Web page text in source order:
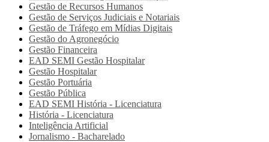
Gestão de Recursos Humanos
Gestão de Serviços Judiciais e Notariais
Gestão de Tráfego em Mídias Digitais
Gestão do Agronegócio
Gestão Financeira
EAD SEMI Gestão Hospitalar
Gestão Hospitalar
Gestão Portuária
Gestão Pública
EAD SEMI História - Licenciatura
História - Licenciatura
Inteligência Artificial
Jornalismo - Bacharelado